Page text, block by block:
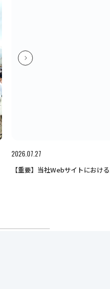
2026.07.27
【重要】当社Webサイトにおけ